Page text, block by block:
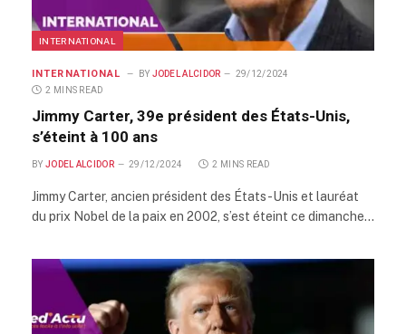
INTERNATIONAL
INTERNATIONAL BY JODEL ALCIDOR
29/12/2024
2 MINS READ
Jimmy Carter, 39e président des États-Unis,
s’éteint à 100 ans
BY JODEL ALCIDOR 29/12/2024 2 MINS READ
Jimmy Carter, ancien président des États-Unis et lauréat
du prix Nobel de la paix en 2002, s’est éteint ce dimanche…